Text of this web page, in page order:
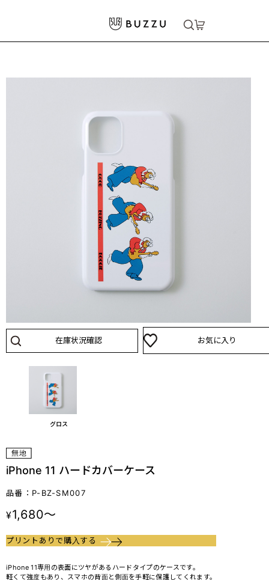
iPhone 11 ハードカバーケース
在庫状況確認 お気に入り
グロス
iPhone 11 ハードカバーケース
品番：P-BZ-SM007
¥1,680～
プリントありで購入する
iPhone 11専用の表面にツヤがあるハードタイプのケースです。
軽くて強度もあり、スマホの背面と側面を手軽に保護してくれます。